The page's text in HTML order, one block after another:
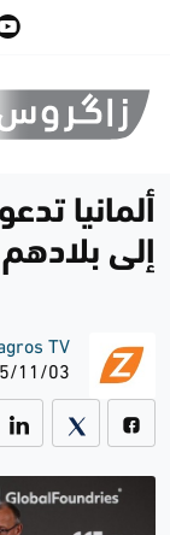
ألمانيا
إلى بلادهم
TV
2025/11/03